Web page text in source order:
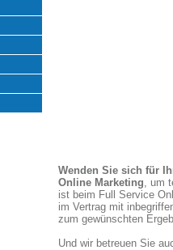
Wenden Sie sich für
Online Marketing, um
ist beim Full Service
im Vertrag mit
zum gewünschten
Und wir betreuen Sie